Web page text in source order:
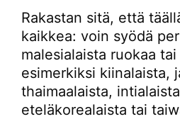
Rakastan sitä, että
kaikkea: voin syödä
malesialaista ruokaa
esimerkiksi kiinalaista,
thaimaalaista,
eteläkorealaista tai